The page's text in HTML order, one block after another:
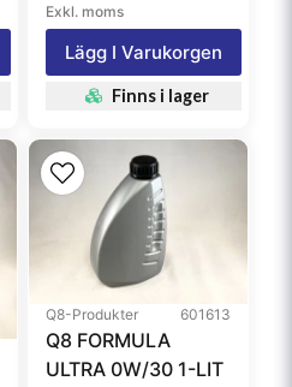
Exkl. moms
Lägg I Varukorgen
Finns i lager
Q8-Produkter 601613
Q8 FORMULA
ULTRA 0W/30 1-LIT